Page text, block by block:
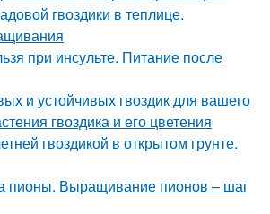
гвоздики в теплице.
при инсульте. Питание после
и устойчивых гвоздик для вашего
гвоздика и его цветения
гвоздикой в открытом грунте.
пионы. Выращивание пионов – шаг